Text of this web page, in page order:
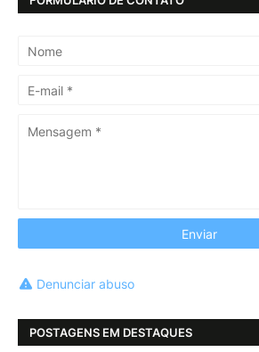
Denunciar abuso
POSTAGENS EM DESTAQUES